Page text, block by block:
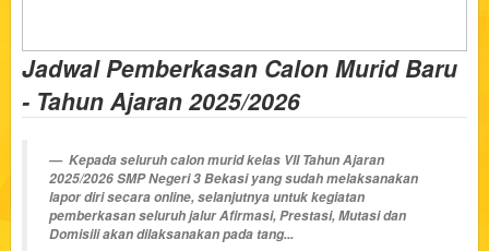
Jadwal Pemberkasan Calon Murid Baru
- Tahun Ajaran 2025/2026
Kepada seluruh calon murid kelas VII Tahun Ajaran
2025/2026 SMP Negeri 3 Bekasi yang sudah melaksanakan
lapor diri secara online, selanjutnya untuk kegiatan
pemberkasan seluruh jalur Afirmasi, Prestasi, Mutasi dan
Domisili akan dilaksanakan pada tang...